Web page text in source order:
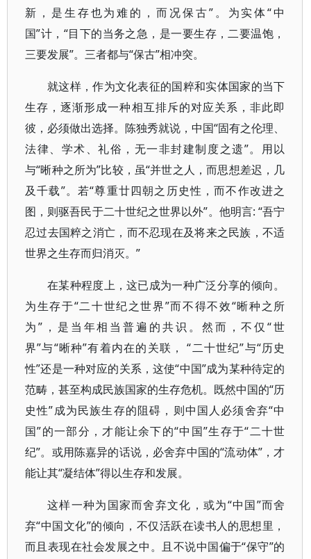
新，是生存也为难的，而况保古”。为实体“中
国”计，“目下的当务之急，是一要生存，二要温饱，
三要发展”。三者都与“保古”相冲突。
就这样，作为文化表征的国粹和实体国家的当下
生存，逐渐形成一种相互排斥的对应关系，非此即
彼，必须做出选择。陈独秀就说，中国“固有之伦理、
法律、学术、礼俗，无一非封建制度之遗”。用以
与“晰种之所为”比较，虽“并世之人，而思想差迟，几
及千载”。若“尊重廿四朝之历史性，而不作改进之
图，则驱吾民于二十世纪之世界以外”。他明言: “吾宁
忍过去国粹之消亡，而不忍现在及将来之民族，不适
世界之生存而归消灭。”
在某种程度上，这已成为一种广泛分享的倾向。
为生存于“二十世纪之世界”而不得不效“晰种之所
为”，是当年相当普遍的共识。然而，不仅“世
界”与“晰种”有着内在的关联， “二十世纪”与“历史
性”还是一种对应的关系，这使“中国”成为某种待定的
范畴，甚至构成民族国家的生存危机。既然中国的“历
史性”成为民族生存的阻碍，则中国人必须舍弃“中
国”的一部分，才能让余下的“中国”生存于“二十世
纪”。或用陈嘉异的话说，必舍弃中国的“流动体”，才
能让其“凝结体”得以生存和发展。
这样一种为国家而舍弃文化，或为“中国”而舍
弃“中国文化”的倾向，不仅活跃在读书人的思想里，
而且表现在社会发展之中。且不说中国偏于“保守”的